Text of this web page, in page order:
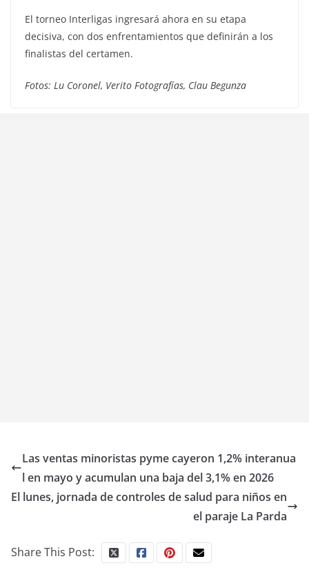
El torneo Interligas ingresará ahora en su etapa
decisiva, con dos enfrentamientos que definirán a los
finalistas del certamen.
Fotos: Lu Coronel, Verito Fotografías, Clau Begunza
Las ventas minoristas pyme cayeron 1,2% interanua
l en mayo y acumulan una baja del 3,1% en 2026
El lunes, jornada de controles de salud para niños en
el paraje La Parda
Share This Post: